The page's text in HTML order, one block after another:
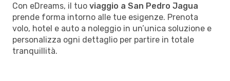
Con eDreams, il tuo viaggio a San Pedro Jagua
prende forma intorno alle tue esigenze. Prenota
volo, hotel e auto a noleggio in un’unica soluzione e
personalizza ogni dettaglio per partire in totale
tranquillità.